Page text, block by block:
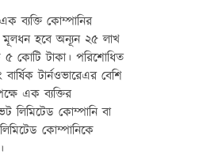
ব্যক্তি কোম্পানির
মূলধন হবে অন্যূন ২৫ লাখ
কোটি টাকা। পরিশোধিত
টার্নওভারেএর বেশি
এক ব্যক্তির
লিমিটেড কোম্পানি বা
কোম্পানিকে